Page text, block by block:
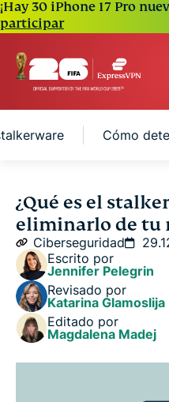
¡Hay 30 iPhone 17 Pro
participar
Cómo
Qué es el stalkerware
Tipos de stalkerware y
¿Cómo se instala el
dispositivos?
Señales de que tienes
¿Qué es el
eliminarlo de tu
Ciberseguridad
Escrito por
Jennifer Pelegrin
Revisado por
Katarina Glamoslija
Editado por
Magdalena Madej